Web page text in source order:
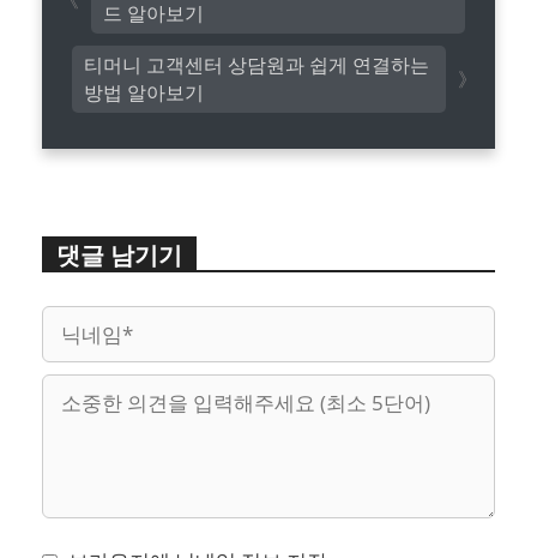
티머니 고객센터 상담원과 쉽게 연결하는
방법 알아보기
드 알아보기
댓글 남기기
메
사